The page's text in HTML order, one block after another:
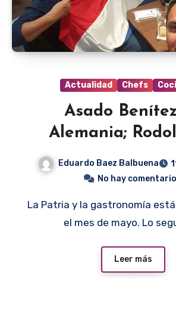
Actualidad Chefs
Asado
Alemania;
Eduardo Baez Balbuena
No hay
La Patria y la gastronomía están de fiesta en
el mes de mayo. Lo
Leer más